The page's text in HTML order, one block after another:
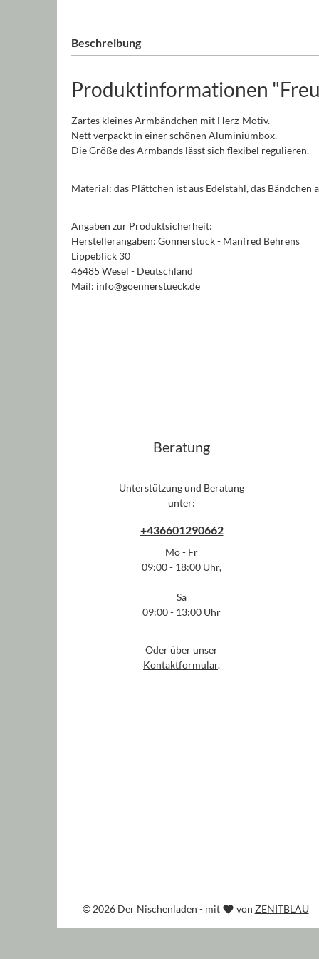
Beschreibung
Produktinformationen
Zartes kleines Armbändchen mit Herz-Motiv.
Nett verpackt in einer schönen Aluminiumbox.
Die Größe des Armbands lässt sich flexibel regulieren.
Material: das Plättchen ist aus Edelstahl, das Bändchen
Angaben zur Produktsicherheit:
Herstellerangaben: Gönnerstück - Manfred Behrens
Lippeblick 30
46485 Wesel - Deutschland
Mail: info@goennerstueck.de
Beratung
Unterstützung und Beratung
unter:
+436601290662
Mo - Fr
09:00 - 18:00 Uhr,
Sa
09:00 - 13:00 Uhr
Oder über unser
Kontaktformular.
© 2026 Der Nischenladen - mit von ZENITBLAU